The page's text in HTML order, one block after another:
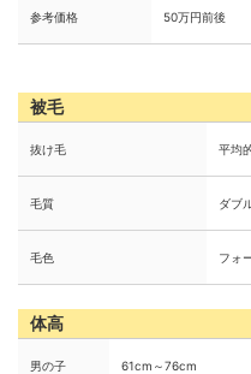
参考価格 50万円前後
被毛
抜け毛 平均
毛質 ダブ
毛色 フォ
体高
男の子 61cm～76cm